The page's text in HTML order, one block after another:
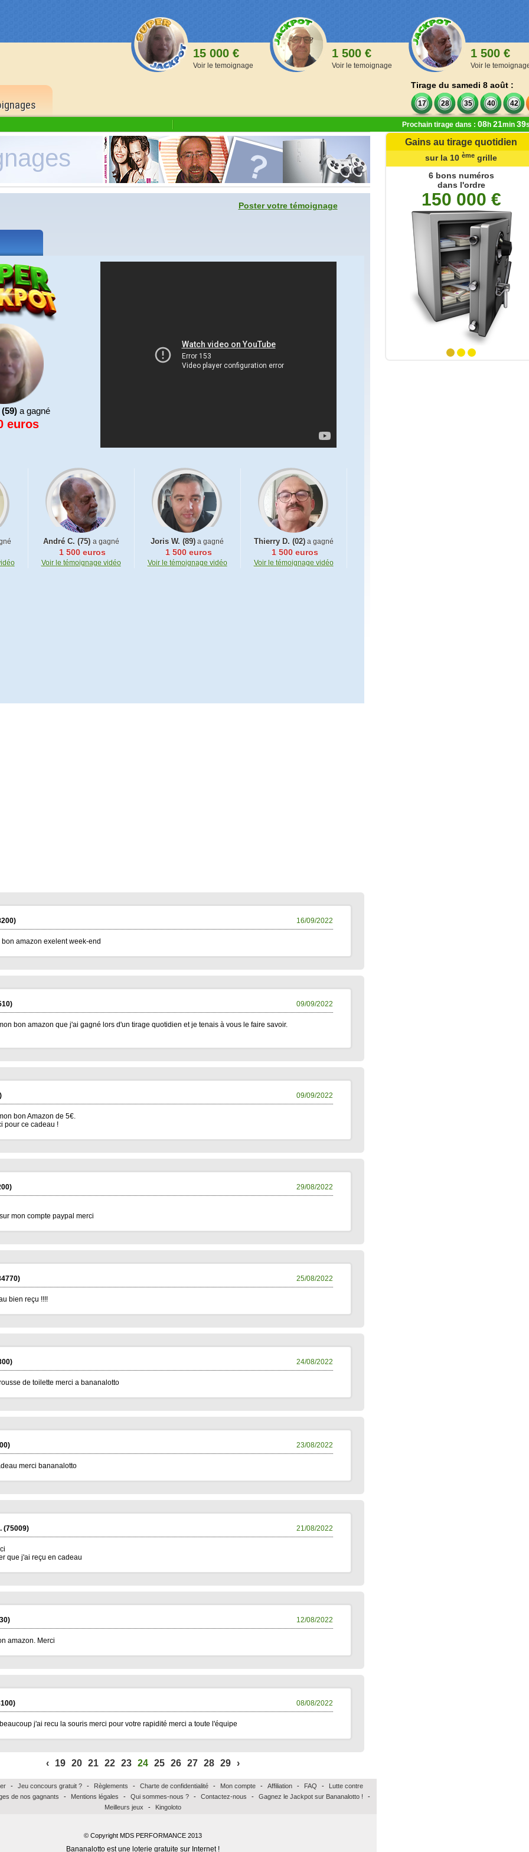
15 000 €
Voir le temoignage
1 500 €
Voir le temoignage
1 500 €
Voir le
Tirage du samedi 8 août :
17 28 35 40 42
Prochain tirage dans : 08h 21min 38
Poster votre témoignage
(59)a gagné
euros
André C. (75) a gagné
1 500 euros
Voir le témoignage vidéo
Joris W. (89) a gagné
1 500 euros
Voir le témoignage vidéo
Thierry D. (02)a gagné
1 500 euros
Voir le témoignage vidéo
16/09/2022
bon amazon exelent week-end
09/09/2022
bon amazon que j'ai gagné lors d'un tirage quotidien et je tenais à vous le faire savoir.
09/09/2022
bon Amazon de 5€.
pour ce cadeau !
29/08/2022
mon compte paypal merci
25/08/2022
bien reçu !!!!
24/08/2022
de toilette merci a bananalotto
23/08/2022
merci bananalotto
21/08/2022
(75009)
que j'ai reçu en cadeau
12/08/2022
amazon. Merci
08/08/2022
j'ai recu la souris merci pour votre rapidité merci a toute l'équipe
‹ 19 20 21 22 23 24 25 26 27 28 29 ›
Gains au tirage quotidien
de la 1 èreà la 9ème grille
1 500,00 €
6 bons numéros
500 points
sur la 10 ème grille
6 bons numéros
dans l'ordre
150 000 €
- Jeu concours gratuit ? - Règlements - Charte de confidentialité - Mon compte - Affiliation - FAQ -
Lutte contre
de nos gagnants - Mentions légales - Qui sommes-nous ? - Contactez-nous - Gagnez le Jackpot sur Bananalotto !
-
Meilleurs jeux
- Kingoloto
© Copyright MDS PERFORMANCE 2013
Bananalotto est une loterie gratuite sur Internet !